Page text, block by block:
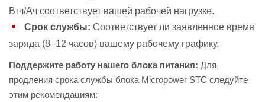
Втч/Ач соответствует вашей рабочей нагрузке.
Срок службы: Соответствует ли заявленное время
заряда (8–12 часов) вашему рабочему графику.
Поддержите работу нашего блока питания: Для
продления срока службы блока Micropower STC следуйте
этим рекомендациям: